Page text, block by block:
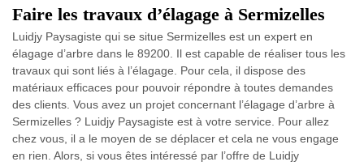
Faire les travaux d’élagage à Sermizelles
Luidjy Paysagiste qui se situe Sermizelles est un expert en
élagage d’arbre dans le 89200. Il est capable de réaliser tous les
travaux qui sont liés à l’élagage. Pour cela, il dispose des
matériaux efficaces pour pouvoir répondre à toutes demandes
des clients. Vous avez un projet concernant l’élagage d’arbre à
Sermizelles ? Luidjy Paysagiste est à votre service. Pour allez
chez vous, il a le moyen de se déplacer et cela ne vous engage
en rien. Alors, si vous êtes intéressé par l’offre de Luidjy